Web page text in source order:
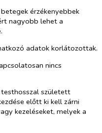
érzékenyebbek
nagyobb lehet a
adatok korlátozottak.
nincs
született
előtt ki kell zárni
kezeléseket, melyek a